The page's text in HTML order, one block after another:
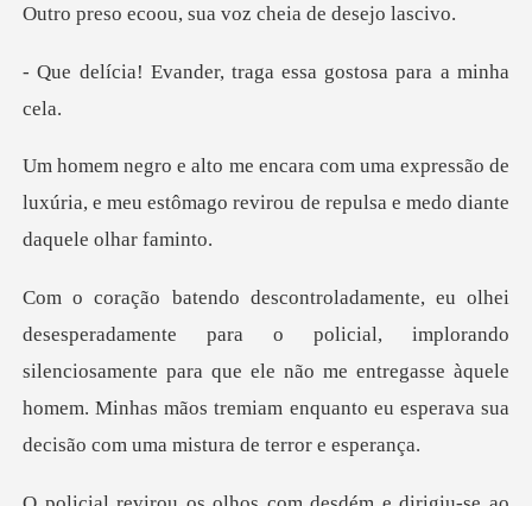
, sua voz cheia d
er, traga essa gosto
essão de
luxúria, e meu estômago revirou de
l, implorando
silenciosamente para que ele não me entregasse àquele
homem. Minhas